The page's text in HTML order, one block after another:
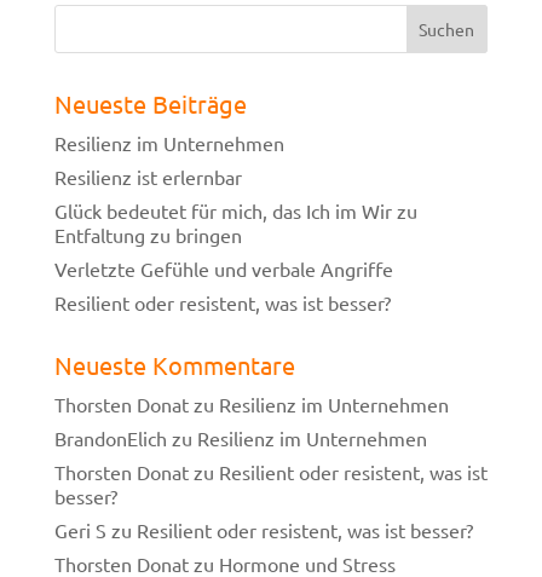
Neueste Beiträge
Resilienz im Unternehmen
Resilienz ist erlernbar
Glück bedeutet für mich, das Ich im Wir zu
Entfaltung zu bringen
Verletzte Gefühle und verbale Angriffe
Resilient oder resistent, was ist besser?
Neueste Kommentare
Thorsten Donatzu Resilienz im Unternehmen
BrandonElich zu Resilienz im Unternehmen
Thorsten Donatzu Resilient oder resistent, was ist
besser?
Geri S zu Resilient oder resistent, was ist besser?
Thorsten Donatzu Hormone und Stress